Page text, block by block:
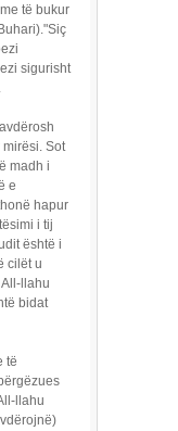
të bukur
sigurisht
Sot
madh i
e
hapur
i tij
është i
cilët u
llahu
bidat
të
llahu